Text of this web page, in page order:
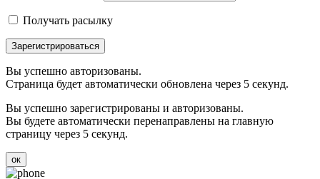
Получать расылку
Зарегистрироваться
Вы успешно авторизованы.
Страница будет автоматически обновлена через 5 секунд.
Вы успешно зарегистрированы и авторизованы.
Вы будете автоматически перенаправлены на главную
страницу через 5 секунд.
ок